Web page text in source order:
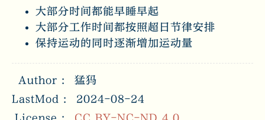
大部分时间都能早睡早起
大部分工作时间都按照超日节律安排
保持运动的同时逐渐增加运动量
Author
猛犸
LastMod
2024-08-24